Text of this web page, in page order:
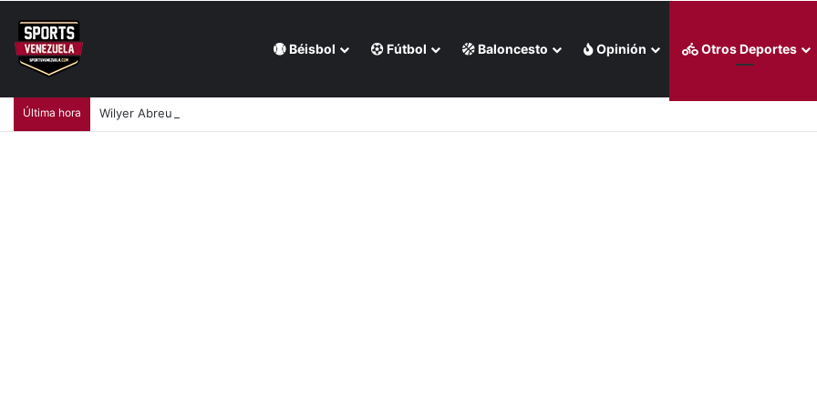
Béisbol Fútbol Baloncesto Opinión Otros Deportes
Última hora Wilyer Abreu brindó una exhibición de fuerza y Medias Rojas apaleó a Medias Blancas (+Video)